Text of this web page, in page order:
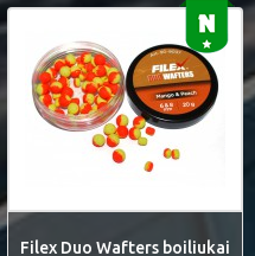
Filex Duo Wafters boiliukai